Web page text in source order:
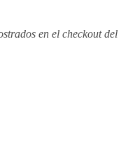
en el checkout del